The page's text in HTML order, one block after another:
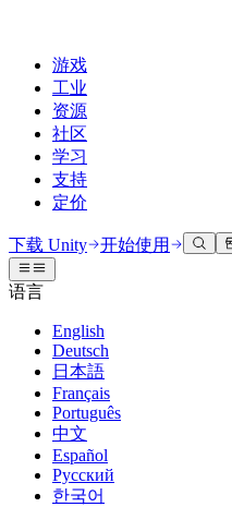
游戏
工业
资源
社区
学习
支持
定价
开发
Unity 引擎
为任何平台构建2D和3D游戏
协作
与团队协作并快速迭代
下载 Unity
计划和定价
部署
使用案例
3D协作
实时构建和审查3D项目
沉浸式培训
在沉浸式环境中培训
客户体验
创建互动3D体验
行业
技术库
文档
官方用户手册和API参考
开发者工具
发布版本和问题跟踪器
路线图
查看即将推出的功能
社区中心
讨论
讨论、解决问题和连接
事件
全球和本地活动
社区故事
Made with Unity
展示Unity创作者
适合每个级别
Unity Learn
免费掌握Unity技能
专业培训
通过Unity培训师提升您的团队
Unity新手
准备开始
开始您的学习
支持选项
获取帮助
帮助您在Unity中取得成功
成功计划
通过专家支持更快实现目标
常见问题解答
常见问题解答
联系我们
下载 Unity 开始使用
语言
English
Deutsch
日本語
Français
Português
中文
Español
Русский
한국어